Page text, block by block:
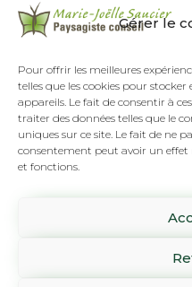
Gérer le
Pour offrir les meilleures
telles que les cookies pour
appareils. Le fait de consentir à
traiter des données telles que le
uniques sur ce site. Le fait de ne
consentement peut avoir un
et fonctions.
SUR RENDEZ-
1061 rue
Lévis,